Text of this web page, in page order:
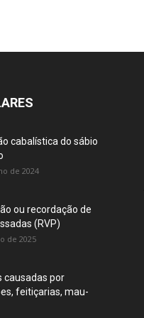
cabalística do sábio
de 2024
ou recordação de
(RVP)
de 2025
causadas por
feitiçarias, mau-